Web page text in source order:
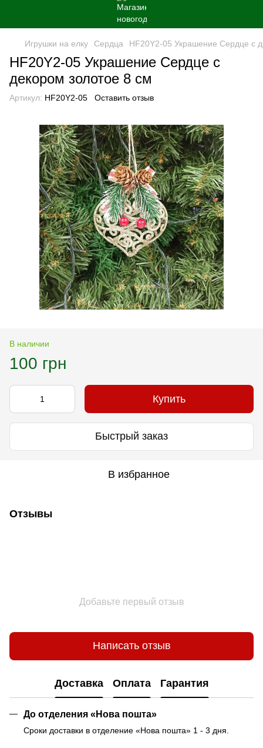
Игрушки на елку Сердца HF20Y2-05 Украшение Сердце с
HF20Y2-05 Украшение Сердце с
декором золотое 8 см
Артикул: HF20Y2-05 Оставить отзыв
В наличии
100 грн
Купить
Быстрый заказ
В избранное
Отзывы
Добавьте первый отзыв
Написать отзыв
Доставка Оплата Гарантия
До отделения «Нова пошта»
Сроки доставки в отделение «Нова пошта» 1 - 3 дня.